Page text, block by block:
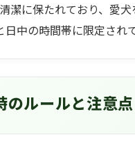
潔に保たれており、愛
中の時間帯に限定され
のルールと注意点